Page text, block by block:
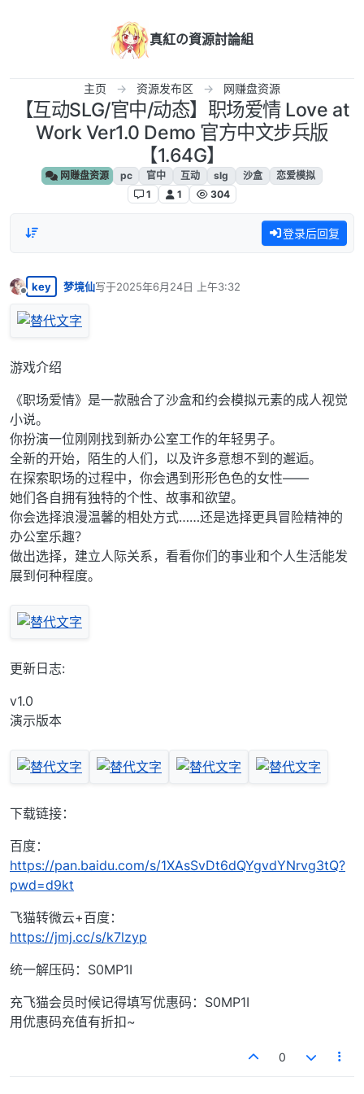
真紅の資源討論組
主页 资源发布区 网赚盘资源
【互动SLG/官中/动态】职场爱情 Love at
Work Ver1.0 Demo 官方中文步兵版
【1.64G】
网赚盘资源 pc 官中 互动 slg 沙盒
恋爱模拟
1
1 304
登录后回复
离线
key 梦境仙写于2025年6月24日 上午3:32
最后由 编辑
游戏介绍
《职场爱情》是一款融合了沙盒和约会模拟元素的成人视觉
小说。
你扮演一位刚刚找到新办公室工作的年轻男子。
全新的开始，陌生的人们，以及许多意想不到的邂逅。
在探索职场的过程中，你会遇到形形色色的女性——
她们各自拥有独特的个性、故事和欲望。
你会选择浪漫温馨的相处方式……还是选择更具冒险精神的
办公室乐趣？
做出选择，建立人际关系，看看你们的事业和个人生活能发
展到何种程度。
更新日志:
v1.0
演示版本
下载链接：
百度：
https://pan.baidu.com/s/1XAsSvDt6dQYgvdYNrvg3tQ?
pwd=d9kt
飞猫转微云+百度：
https://jmj.cc/s/k7lzyp
统一解压码：S0MP1I
充飞猫会员时候记得填写优惠码：S0MP1I
用优惠码充值有折扣~
0